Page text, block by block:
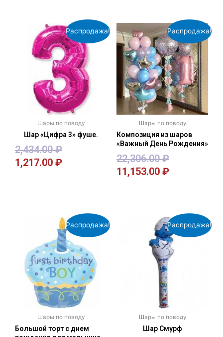
Распродажа!
Шары по поводу
Шар «Цифра 3» фуше.
2,434.00₽
1,217.00 ₽
Распродажа!
Шары по поводу
Композиция из шаров
«Важный День Рождения»
22,306.00₽
11,153.00 ₽
Распродажа!
Шары по поводу
Большой торт с днем
Распродажа!
Шары по поводу
Шар Смурф